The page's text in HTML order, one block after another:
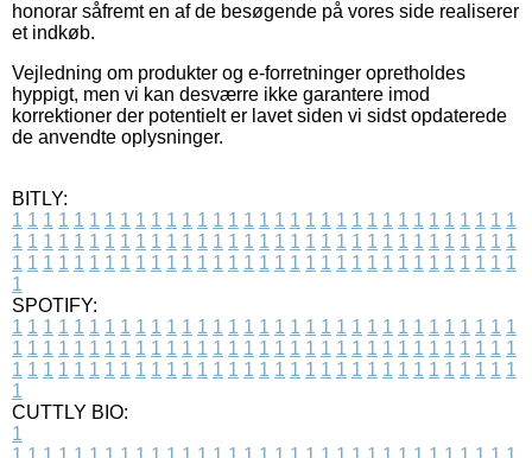
honorar såfremt en af de besøgende på vores side realiserer
et indkøb.
Vejledning om produkter og e-forretninger opretholdes
hyppigt, men vi kan desværre ikke garantere imod
korrektioner der potentielt er lavet siden vi sidst opdaterede
de anvendte oplysninger.
BITLY:
1 1 1 1 1 1 1 1 1 1 1 1 1 1 1 1 1 1 1 1 1 1 1 1 1 1 1 1 1 1 1 1 1
1 1 1 1 1 1 1 1 1 1 1 1 1 1 1 1 1 1 1 1 1 1 1 1 1 1 1 1 1 1 1 1 1
1 1 1 1 1 1 1 1 1 1 1 1 1 1 1 1 1 1 1 1 1 1 1 1 1 1 1 1 1 1 1 1 1
1
SPOTIFY:
1 1 1 1 1 1 1 1 1 1 1 1 1 1 1 1 1 1 1 1 1 1 1 1 1 1 1 1 1 1 1 1 1
1 1 1 1 1 1 1 1 1 1 1 1 1 1 1 1 1 1 1 1 1 1 1 1 1 1 1 1 1 1 1 1 1
1 1 1 1 1 1 1 1 1 1 1 1 1 1 1 1 1 1 1 1 1 1 1 1 1 1 1 1 1 1 1 1 1
1
CUTTLY BIO:
1